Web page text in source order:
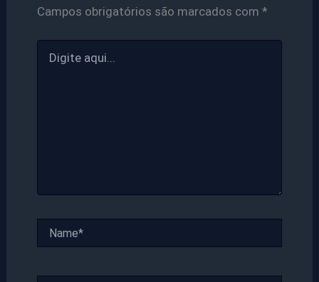
Campos obrigatórios são marcados com *
aqui...